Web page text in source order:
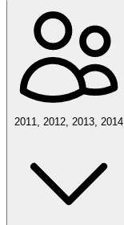
2011, 2012, 2013, 2014